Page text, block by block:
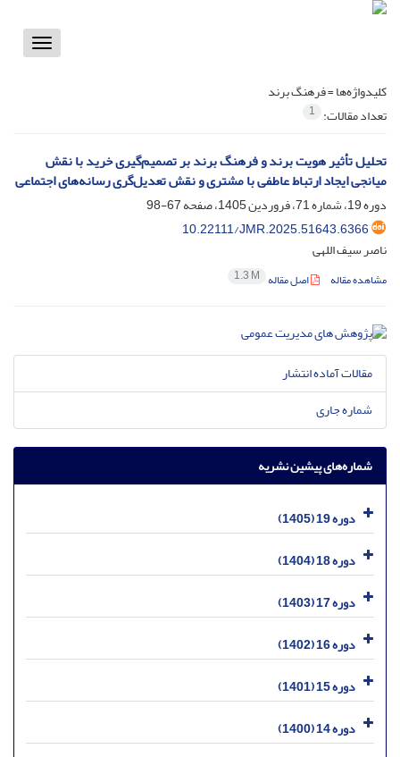
Toggle
کلیدواژه‌ها =فرهنگ برند
تعداد مقالات: 1
تحلیل تأثیر هویت برند و فرهنگ برند بر تصمیم‌گیری خرید با نقش
میانجی ایجاد ارتباط عاطفی با مشتری و نقش تعدیل‌گری رسانه‌های اجتماعی
دوره 19، شماره 71، فروردین 1405، صفحه
67-98
10.22111/JMR.2025.51643.6366
ناصر سیف اللهی
مشاهده مقاله اصل مقاله 1.3 M
مقالات آماده انتشار
شماره جاری
شماره‌های پیشین نشریه
دوره 19 (1405)
دوره 18 (1404)
دوره 17 (1403)
دوره 16 (1402)
دوره 15 (1401)
دوره 14 (1400)